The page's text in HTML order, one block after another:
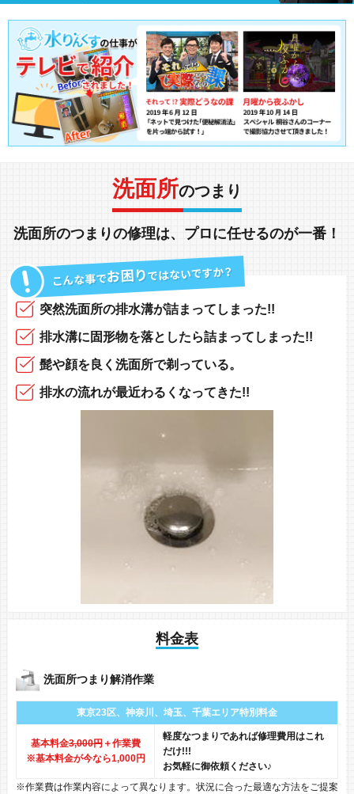
洗面所のつまり
洗面所のつまりの修理は、 プロに任せるのが一番！
突然洗面所の排水溝が詰まってしまった!!
排水溝に固形物を落としたら詰まってしまった!!
髭や顔を良く洗面所で剃っている。
排水の流れが最近わるくなってきた!!
料金表
洗面所つまり解消作業
東京23区、神奈川、 埼玉、千葉エリア特別料金
基本料金3,000円＋作業費
※基本料金が今なら1,000円
軽度なつまりであれば修理費用はこれ
だけ!!!
お気軽に御依頼ください♪
※作業費は作業内容によって異なります。状況に合った最適な方法をご提案